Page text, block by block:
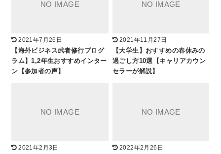
2021年7月26日
【海外ビジネス武者修行プログ
ラム】1,2年生おすすめインター
ン【参加者の声】
2021年11月27日
【大学生】おすすめの春休みの
過ごし方10選【キャリアカウン
セラーが解説】
2021年2月3日
2022年2月26日